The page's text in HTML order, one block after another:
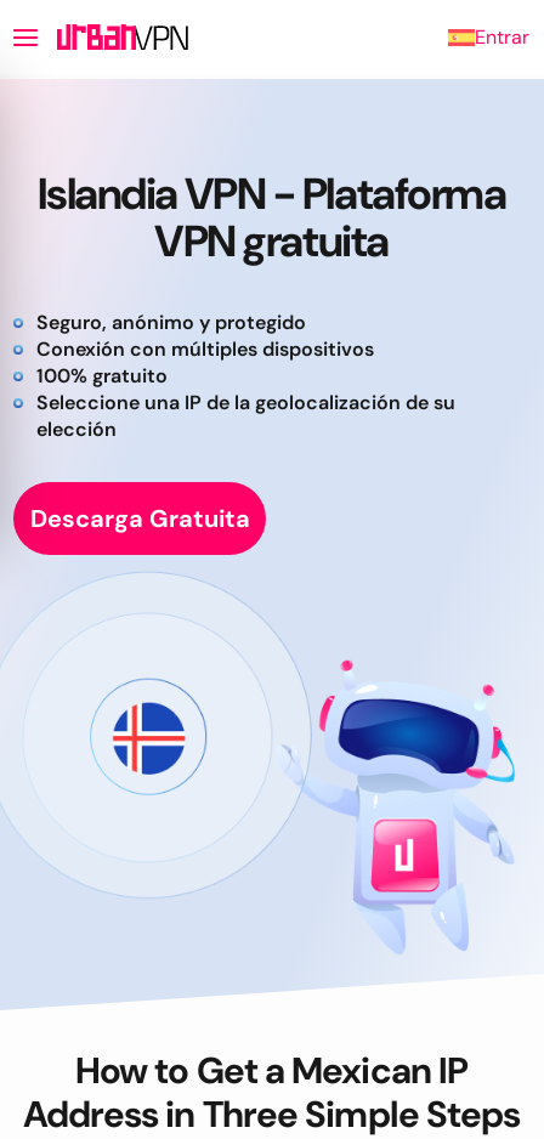
Entrar
Islandia VPN - Plataforma
VPN gratuita
Seguro, anónimo y protegido
Conexión con múltiples dispositivos
100% gratuito
Seleccione una IP de la geolocalización de su
elección
Descarga Gratuita
How to Get a Mexican IP
Address in Three Simple Steps